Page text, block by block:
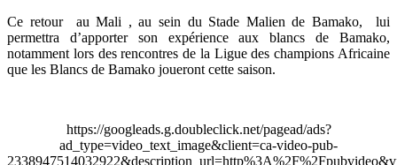
Ce retour au Mali , au sein du Stade Malien de Bamako, lui
permettra d’apporter son expérience aux blancs de Bamako,
notamment lors des rencontres de la Ligue des champions Africaine
que les Blancs de Bamako joueront cette saison.
https://googleads.g.doubleclick.net/pagead/ads?
ad_type=video_text_image&client=ca-video-pub-